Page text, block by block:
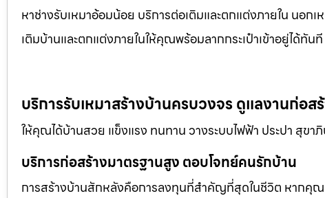
หาช่างรับเหมาอ้อมน้อย บริการต่อเติมและตกแต่งภายใน นอก
เติมบ้านและตกแต่งภายในให้คุณพร้อมลากกระเป๋าเข้าอยู่ได้ทันที
บริการรับเหมาสร้างบ้านครบวงจร ดูแลงานก่อ
ให้คุณได้บ้านสวย แข็งแรง ทนทาน วางระบบไฟฟ้า ประปา สุข
บริการก่อสร้างมาตรฐานสูง ตอบโจทย์คนรักบ้าน
การสร้างบ้านสักหลังคือการลงทุนที่สำคัญที่สุดในชีวิต หากคุ